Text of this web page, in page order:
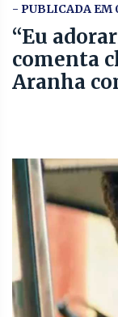
- PUBLICADA
“Eu
comenta
Aranha